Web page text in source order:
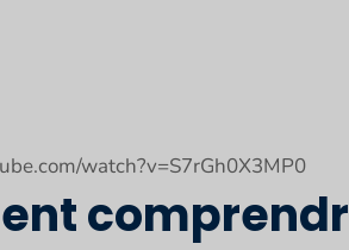
watch?v=S7rGh0X3MP0